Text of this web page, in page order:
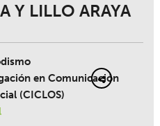
Y LILLO ARAYA
en Comunicación
(CICLOS)